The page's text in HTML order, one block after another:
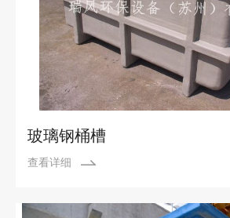
玻璃钢桶槽
查看详细